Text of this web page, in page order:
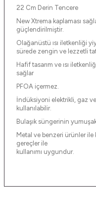
22 Cm Derin Tencere
New Xtrema kaplaması
güçlendirilmiştir.
Olağanüstü ısı iletkenliği
sürede zengin ve lezzetli
Hafif tasarım ve ısı
sağlar
PFOA içermez.
İndüksiyoni elektrikli, gaz
kullanılabilir.
Bulaşık süngerinin
Metal ve benzeri ürünler ile
gereçler ile
kullanımı uygundur.